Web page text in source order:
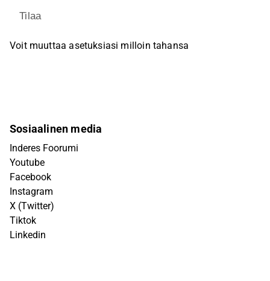
Tilaa
Voit muuttaa asetuksiasi milloin tahansa
Sosiaalinen media
Inderes Foorumi
Youtube
Facebook
Instagram
X (Twitter)
Tiktok
Linkedin